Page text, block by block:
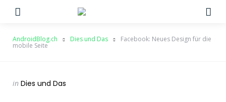
AndroidBlog.ch Dies und Das Facebook: Neues Design für die
mobile Seite
Categories
Posted
in Dies und Das